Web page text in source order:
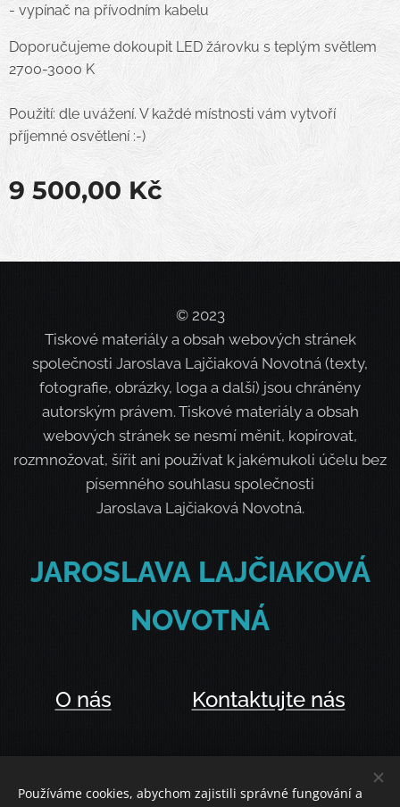
- vypínač na přívodním kabelu
Doporučujeme dokoupit LED žárovku s teplým světlem
2700-3000 K
Použití: dle uvážení. V každé místnosti vám vytvoří
příjemné osvětlení :-)
9 500,00 Kč
© 2023
Tiskové materiály a obsah webových stránek
společnosti Jaroslava Lajčiaková Novotná (texty,
fotografie, obrázky, loga a další) jsou chráněny
autorským právem. Tiskové materiály a obsah
webových stránek se nesmí měnit, kopírovat,
rozmnožovat, šířit ani používat k jakémukoli účelu bez
písemného souhlasu společnosti
Jaroslava Lajčiaková Novotná.
JAROSLAVALAJČIAKOVÁ
NOVOTNÁ
O nás Kontaktujte nás
Používáme cookies, abychom zajistili správné fungování a